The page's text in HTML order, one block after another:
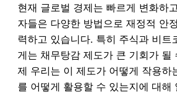
현재 글로벌 경제는 빠르게 변화하
자들은 다양한 방법으로 재정적 안
력하고 있습니다. 특히 주식과 비트
게는 채무탕감 제도가 큰 기회가 될
제 우리는 이 제도가 어떻게 작용하
를 어떻게 활용할 수 있는지에 대해